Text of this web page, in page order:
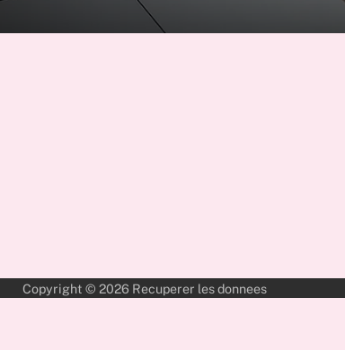
Copyright © 2026 Recuperer les donnees